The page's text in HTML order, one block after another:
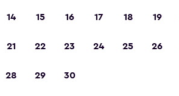
14 15 16 17 18 19
21 22 23 24 25 26
28 29 30